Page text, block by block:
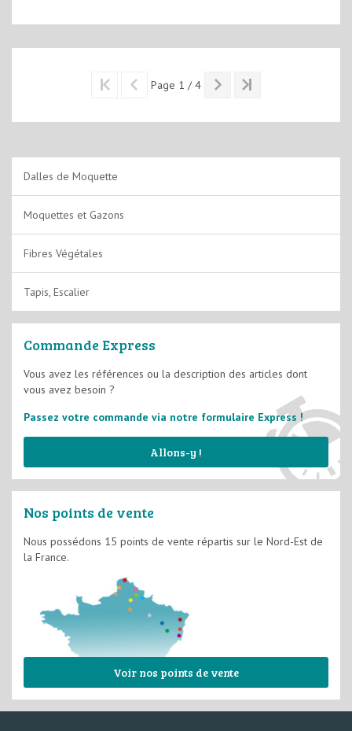
Page 1 / 4
Dalles de Moquette
Moquettes et Gazons
Fibres Végétales
Tapis, Escalier
Commande Express
Vous avez les références ou la description des articles dont
vous avez besoin ?
Passez votre commande via notre formulaire Express !
Allons-y !
Nos points de vente
Nous possédons 15 points de vente répartis sur le Nord-Est de
la France.
Voir nos points de vente